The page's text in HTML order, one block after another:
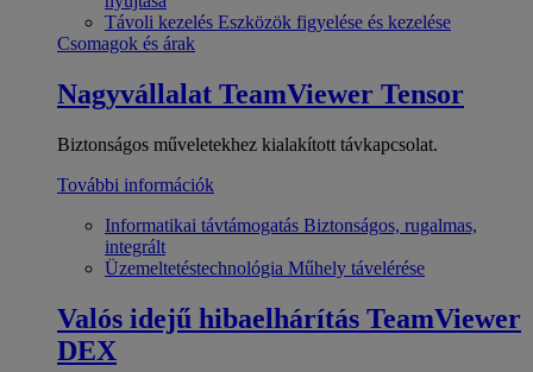
Távoli kezelés Eszközök figyelése és kezelése
Csomagok és árak
Nagyvállalat TeamViewer Tensor
Biztonságos műveletekhez kialakított távkapcsolat.
További információk
Informatikai távtámogatás Biztonságos, rugalmas,
integrált
Üzemeltetéstechnológia Műhely távelérése
Valós idejű hibaelhárítás TeamViewer
DEX